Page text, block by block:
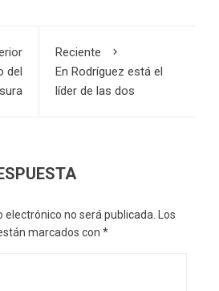
del
Reciente
En Rodríguez está el
líder de las dos
electrónico no será publicada.
Los
marcados con *